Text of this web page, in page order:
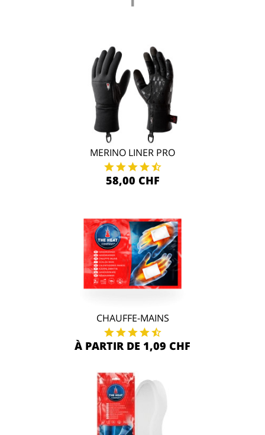
MERINO LINER PRO
58,00 CHF
CHAUFFE-MAINS
À PARTIR DE 1,09 CHF